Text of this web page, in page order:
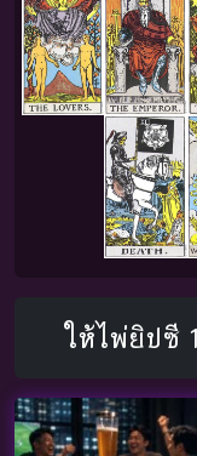
ให้ไพ่ยิปซี